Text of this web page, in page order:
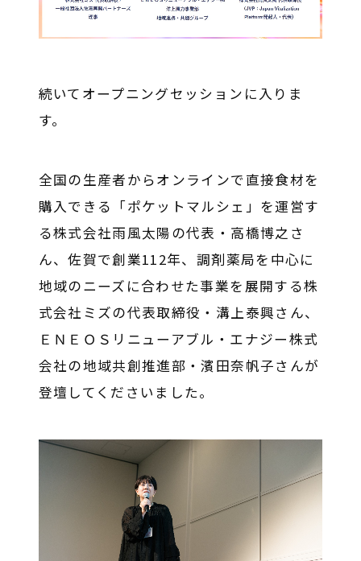
続いてオープニングセッションに入りま
す。
全国の生産者からオンラインで直接食材を
購入できる「ポケットマルシェ」を運営す
る株式会社雨風太陽の代表・高橋博之さ
ん、佐賀で創業112年、調剤薬局を中心に
地域のニーズに合わせた事業を展開する株
式会社ミズの代表取締役・溝上泰興さん、
ＥＮＥＯＳリニューアブル・エナジー株式
会社の地域共創推進部・濱田奈帆子さんが
登壇してくださいました。